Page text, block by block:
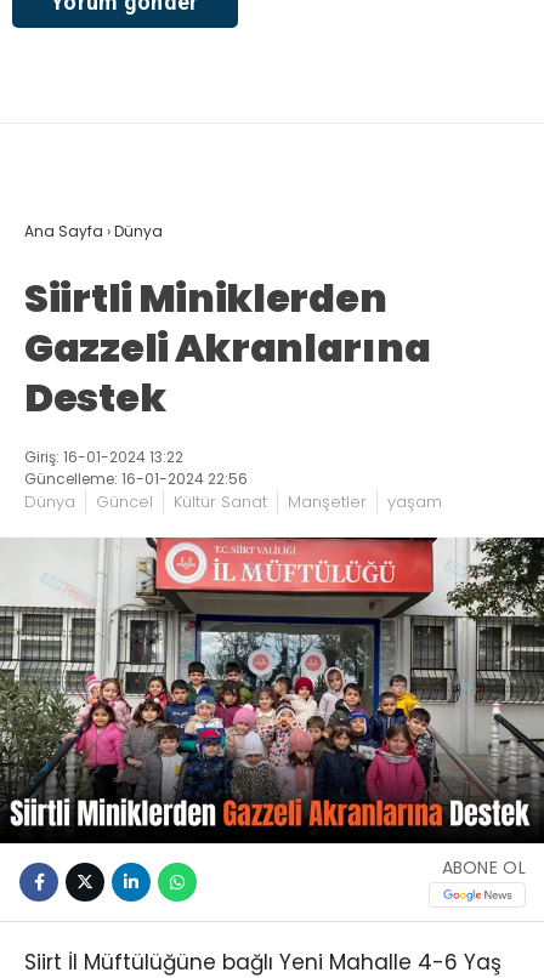
Ana Sayfa ›Dünya
Siirtli Miniklerden
Gazzeli Akranlarına
Destek
Giriş: 16-01-2024 13:22
Güncelleme: 16-01-2024 22:56
Dünya Güncel Kültür Sanat Manşetler yaşam
ABONE OL
Siirt İl Müftülüğüne bağlı Yeni Mahalle 4-6 Yaş